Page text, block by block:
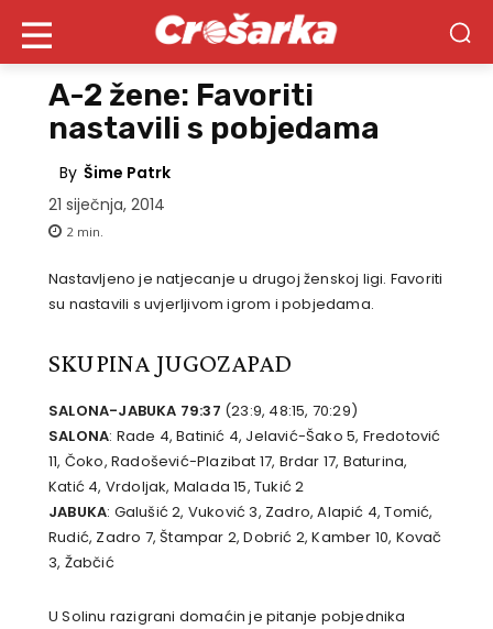
A-2 žene: Favoriti
nastavili s pobjedama
By Šime Patrk
21 siječnja, 2014
2 min.
Nastavljeno je natjecanje u drugoj ženskoj ligi. Favoriti
su nastavili s uvjerljivom igrom i pobjedama.
SKUPINA JUGOZAPAD
SALONA-JABUKA 79:37 (23:9, 48:15, 70:29)
SALONA: Rade 4, Batinić 4, Jelavić-Šako 5, Fredotović
11, Čoko, Radošević-Plazibat 17, Brdar 17, Baturina,
Katić 4, Vrdoljak, Malada 15, Tukić 2
JABUKA: Galušić 2, Vuković 3, Zadro, Alapić 4, Tomić,
Rudić, Zadro 7, Štampar 2, Dobrić 2, Kamber 10, Kovač
3, Žabčić
U Solinu razigrani domaćin je pitanje pobjednika